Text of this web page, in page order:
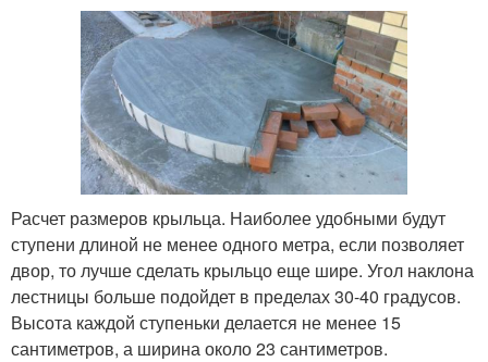
Расчет размеров крыльца. Наиболее удобными будут
ступени длиной не менее одного метра, если позволяет
двор, то лучше сделать крыльцо еще шире. Угол наклона
лестницы больше подойдет в пределах 30-40 градусов.
Высота каждой ступеньки делается не менее 15
сантиметров, а ширина около 23 сантиметров.